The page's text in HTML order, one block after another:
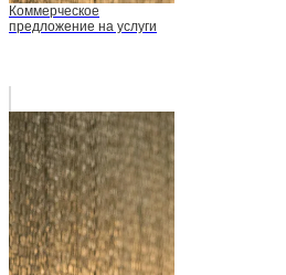
Коммерческое
предложение на услуги